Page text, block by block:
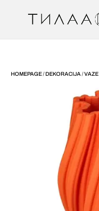
HOMEPAGE/DEKORACIJA /VAZE